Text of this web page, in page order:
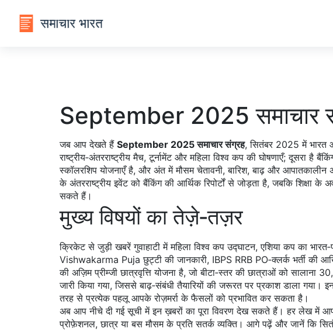
September 2025 समाचार
जब आप देखते हैं September 2025 समाचार संग्रह,सितंबर 2025 में
राष्ट्रीय‑अंतरराष्ट्रीय मैच, टूर्नामेंट और महिला विश्व कप की घोषणाएँ; दूसरा है
स्कॉलरशिप योजनाएँहै, और अंत मेंमौसम चेतावनी,बारिश, बाढ़ और आपातकालीन
के अंतरराष्ट्रीय इवेंट को बैंकिंग की आर्थिक रिपोर्टों से जोड़ता है, जबकि शिक्षा
सकते हैं।
मुख्य विषयों का तेज़े‑तज़र
क्रिकेट से जुड़ी खबरें गुवाहाटी में महिला विश्व कप उद्घाटन, एशिया कप का
Vishwakarma Puja छुट्टी की जानकारी, IBPS RRB PO‑क्लर्क भर्ती की
की अज़िम प्रीम्‍जी छात्रवृत्ति योजना है, जो बीटा‑स्तर की छात्राओं को सालाना
जारी किया गया, जिससे बाढ़‑संबंधी तैयारियों की जरूरत पर प्रकाश डाला
तरह से प्रत्येक पहलू आपके रोज़मर्रा के फैसलों को प्रभावित कर सकता है।
अब आप नीचे दी गई सूची में इन ख़बरों का पूरा विवरण देख सकते हैं। हर लेख में
प्रोफ़ेशनल, छात्र या बस मौसम के प्रति सतर्क व्यक्ति। आगे पढ़ें और जानें कि